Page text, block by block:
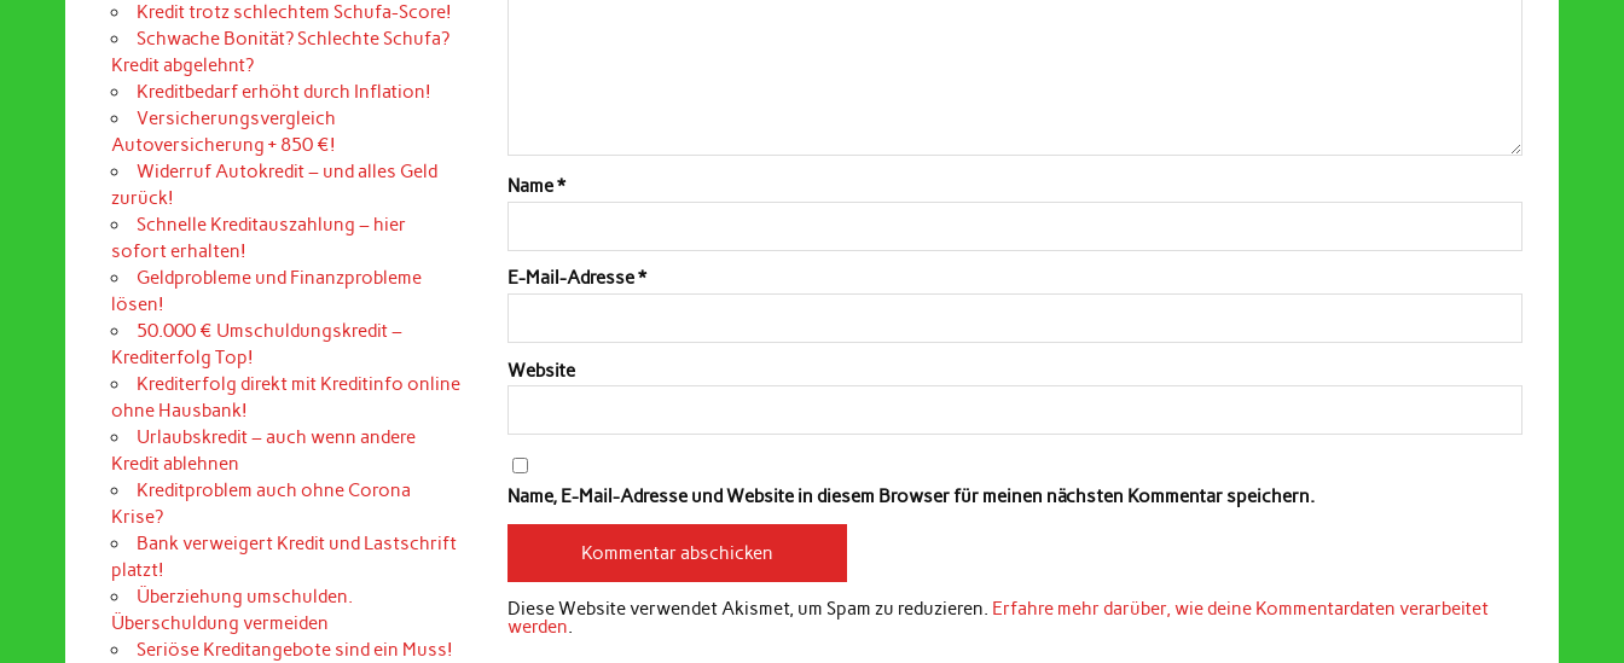
Name*
E-Mail-Adresse*
Website
Name, E-Mail-Adresse und Website in diesem Browser für meinen nächsten Kommentar speichern.
Diese Website verwendet Akismet, um Spam zu reduzieren. Erfahre mehr darüber, wie deine Kommentardaten verarbeitet
werden.
Kredit trotz schlechtem Schufa-Score!
Schwache Bonität? Schlechte Schufa?
Kredit abgelehnt?
Kreditbedarf erhöht durch Inflation!
Versicherungsvergleich
Autoversicherung + 850 €!
Widerruf Autokredit – und alles Geld
zurück!
Schnelle Kreditauszahlung – hier
sofort erhalten!
Geldprobleme und Finanzprobleme
lösen!
50.000 € Umschuldungskredit –
Krediterfolg Top!
Krediterfolg direkt mit Kreditinfo online
ohne Hausbank!
Urlaubskredit – auch wenn andere
Kredit ablehnen
Kreditproblem auch ohne Corona
Krise?
Bank verweigert Kredit und Lastschrift
platzt!
Überziehung umschulden.
Überschuldung vermeiden
Seriöse Kreditangebote sind ein Muss!